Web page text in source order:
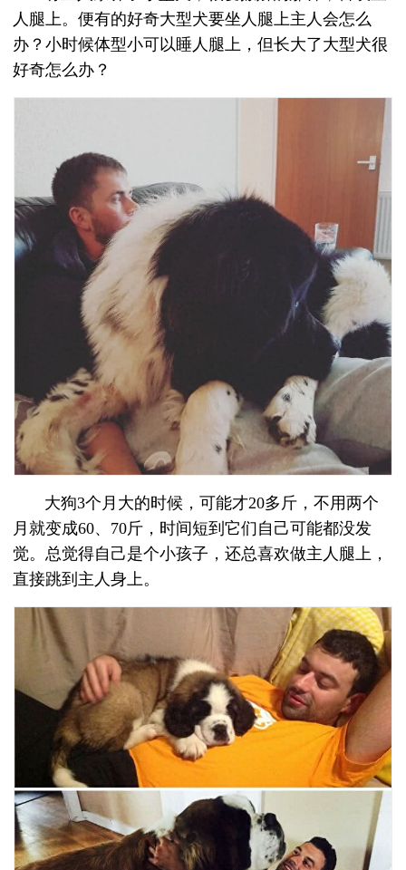
人腿上。便有的好奇大型犬要坐人腿上主人会怎么
办？小时候体型小可以睡人腿上，但长大了大型犬很
好奇怎么办？
大狗3个月大的时候，可能才20多斤，不用两个
月就变成60、70斤，时间短到它们自己可能都没发
觉。总觉得自己是个小孩子，还总喜欢做主人腿上，
直接跳到主人身上。